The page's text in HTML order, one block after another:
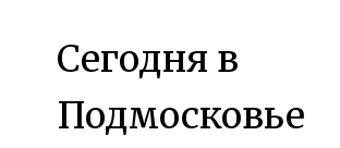
Сегодня в
Подмосковье